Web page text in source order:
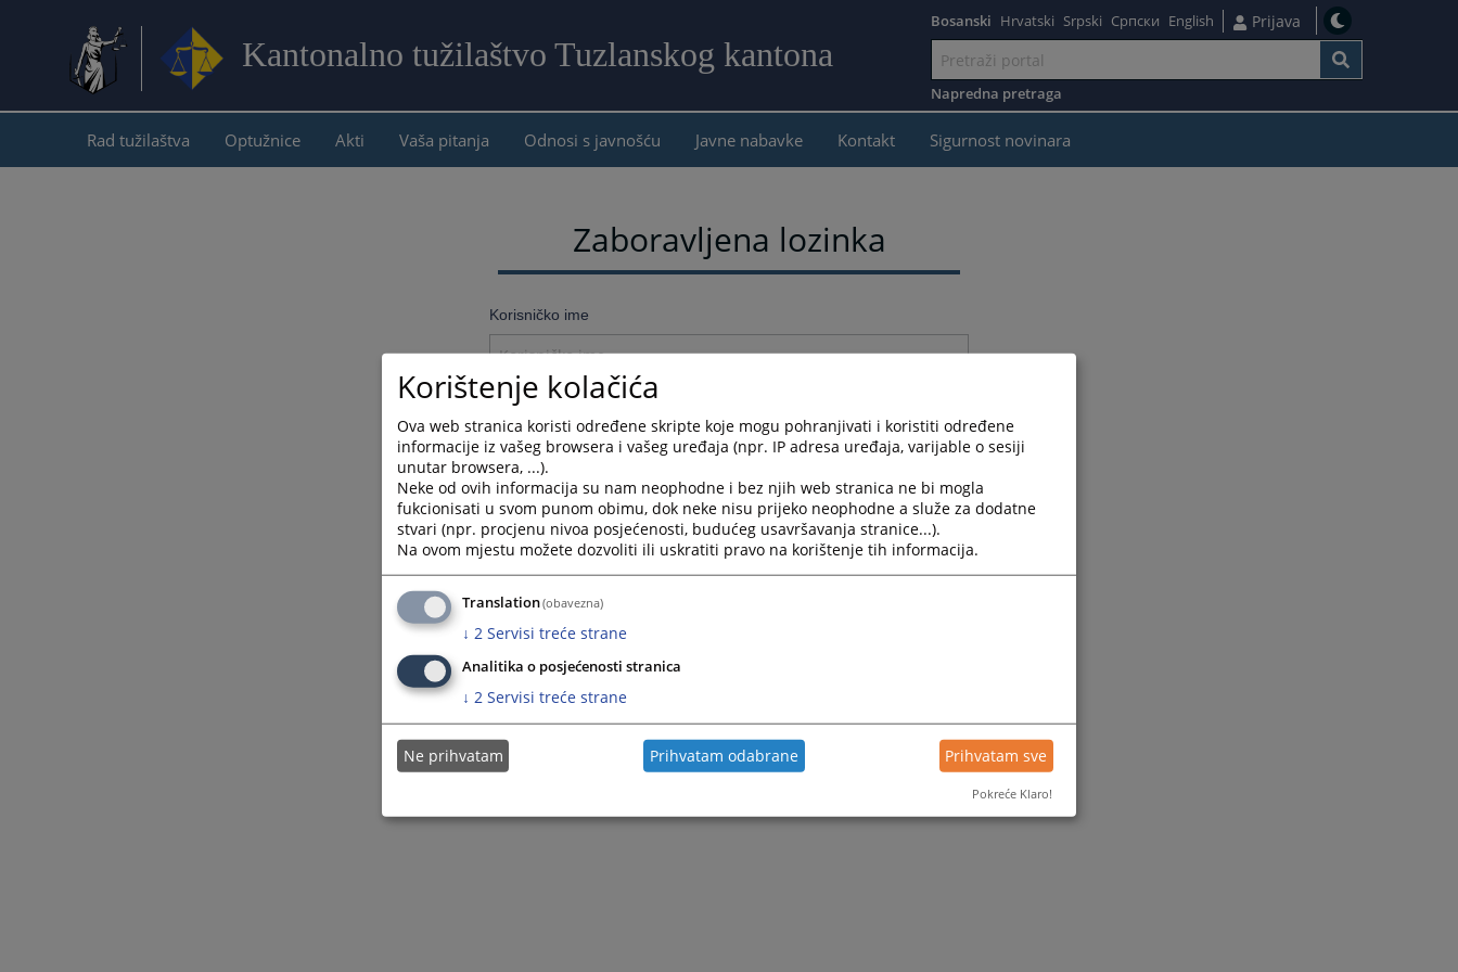
Kantonalno tužilaštvo Tuzlanskog kantona
sadržaj
Bosanski Hrvatski Srpski Српски English Prijava
Napredna pretraga
Rad tužilaštva Optužnice Akti Vaša pitanja Odnosi s javnošću Javne nabavke Kontakt Sigurnost novinara
Zaboravljena lozinka
Korisničko ime
Resetujte lozinku
Znate lozinku?
Korištenje kolačića
Ova web stranica koristi određene skripte koje mogu pohranjivati i koristiti određene
informacije iz vašeg browsera i vašeg uređaja (npr. IP adresa uređaja, varijable o sesiji
unutar browsera, ...).
Neke od ovih informacija su nam neophodne i bez njih web stranica ne bi mogla
fukcionisati u svom punom obimu, dok neke nisu prijeko neophodne a služe za dodatne
stvari (npr. procjenu nivoa posjećenosti, budućeg usavršavanja stranice...).
Na ovom mjestu možete dozvoliti ili uskratiti pravo na korištenje tih informacija.
Translation(obavezna)
↓ 2 Servisi treće strane
Analitika o posjećenosti stranica
↓ 2 Servisi treće strane
Ne prihvatam Prihvatam odabrane Prihvatam sve
Pokreće Klaro!